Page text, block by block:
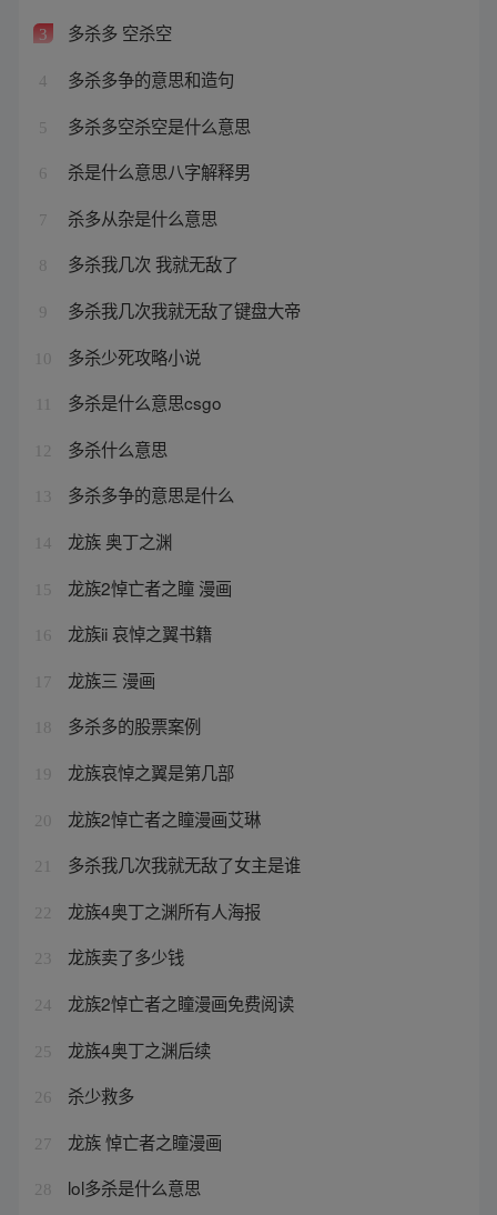
3 多杀多 空杀空
4 多杀多争的意思和造句
5 多杀多空杀空是什么意思
6 杀是什么意思八字解释男
7 杀多从杂是什么意思
8 多杀我几次 我就无敌了
9 多杀我几次我就无敌了键盘大帝
10 多杀少死攻略小说
多杀是什么意思csgo
12 多杀什么意思
13 多杀多争的意思是什么
14 龙族 奥丁之渊
15 龙族2悼亡者之瞳 漫画
16 龙族ii 哀悼之翼书籍
17 龙族三 漫画
18 多杀多的股票案例
19 龙族哀悼之翼是第几部
20 龙族2悼亡者之瞳漫画艾琳
21 多杀我几次我就无敌了女主是谁
22 龙族4奥丁之渊所有人海报
23 龙族卖了多少钱
24 龙族2悼亡者之瞳漫画免费阅读
25 龙族4奥丁之渊后续
26 杀少救多
27 龙族 悼亡者之瞳漫画
28 lol多杀是什么意思